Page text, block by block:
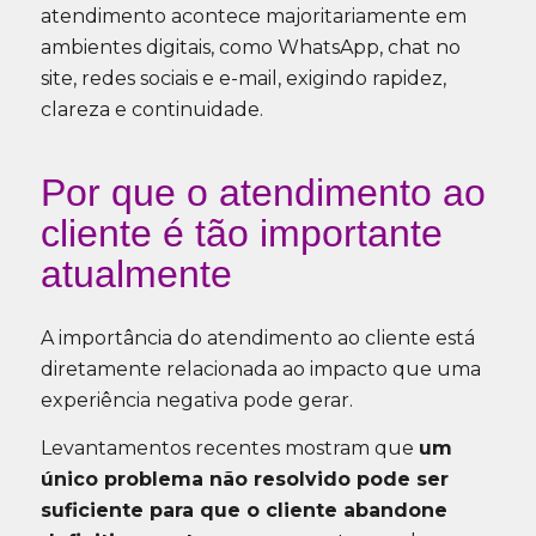
atendimento acontece majoritariamente em
ambientes digitais, como WhatsApp, chat no
site, redes sociais e e-mail, exigindo rapidez,
clareza e continuidade.
Por que o atendimento ao
cliente é tão importante
atualmente
A importância do atendimento ao cliente está
diretamente relacionada ao impacto que uma
experiência negativa pode gerar.
Levantamentos recentes mostram que um
único problema não resolvido pode ser
suficiente para que o cliente abandone